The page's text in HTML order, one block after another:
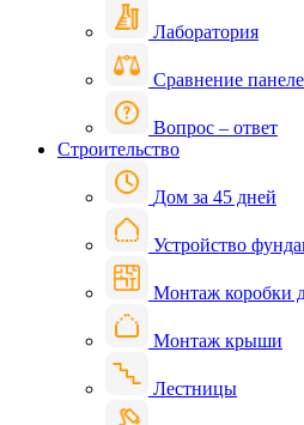
Лаборатория
Сравнение
Вопрос – ответ
Строительство
Дом за 45 дней
Устройство
Монтаж коробки
Монтаж крыши
Лестницы